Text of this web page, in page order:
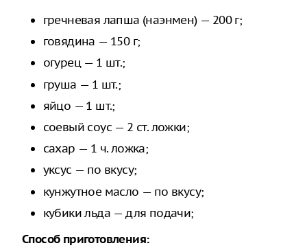
гречневая лапша (наэнмен) — 200 г;
говядина — 150 г;
огурец — 1 шт.;
груша — 1 шт.;
яйцо — 1 шт.;
соевый соус — 2 ст. ложки;
сахар — 1 ч. ложка;
уксус — по вкусу;
кунжутное масло — по вкусу;
кубики льда — для подачи;
Способ приготовления: